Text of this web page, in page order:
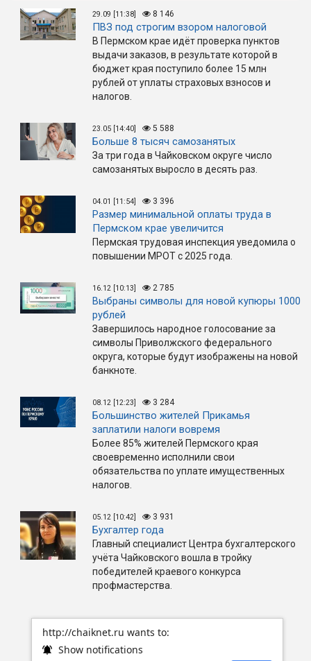
http://chaiknet.ru wants to:
Show notifications
29.09 [11:38] 8 146
ПВЗ под строгим взором налоговой
В Пермском крае идёт проверка пунктов
выдачи заказов, в результате которой в
бюджет края поступило более 15 млн
рублей от уплаты страховых взносов и
налогов.
23.05 [14:40] 5 588
Больше 8 тысяч самозанятых
За три года в Чайковском округе число
самозанятых выросло в десять раз.
04.01 [11:54] 3 396
Размер минимальной оплаты труда в
Пермском крае увеличится
Пермская трудовая инспекция уведомила о
повышении МРОТ с 2025 года.
16.12 [10:13] 2 785
Выбраны символы для новой купюры 1000
рублей
Завершилось народное голосование за
символы Приволжского федерального
округа, которые будут изображены на новой
банкноте.
08.12 [12:23] 3 284
Большинство жителей Прикамья
заплатили налоги вовремя
Более 85% жителей Пермского края
своевременно исполнили свои
обязательства по уплате имущественных
налогов.
05.12 [10:42] 3 931
Бухгалтер года
Главный специалист Центра бухгалтерского
учёта Чайковского вошла в тройку
победителей краевого конкурса
профмастерства.